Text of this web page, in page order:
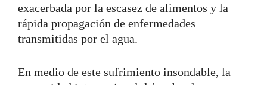
exacerbada por la escasez de alimentos y la
rápida propagación de enfermedades
transmitidas por el agua.
En medio de este sufrimiento insondable, la